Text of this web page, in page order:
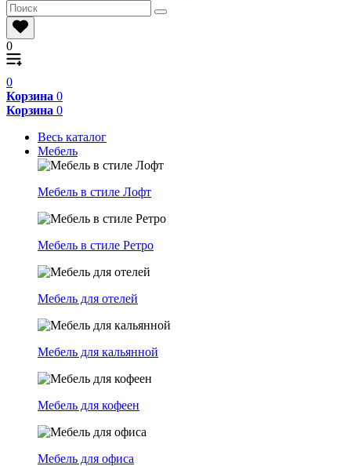
0
0
Корзина 0
Корзина 0
Весь каталог
Мебель
Мебель в стиле Лофт
Мебель в стиле Ретро
Мебель для отелей
Мебель для кальянной
Мебель для кофеен
Мебель для офиса